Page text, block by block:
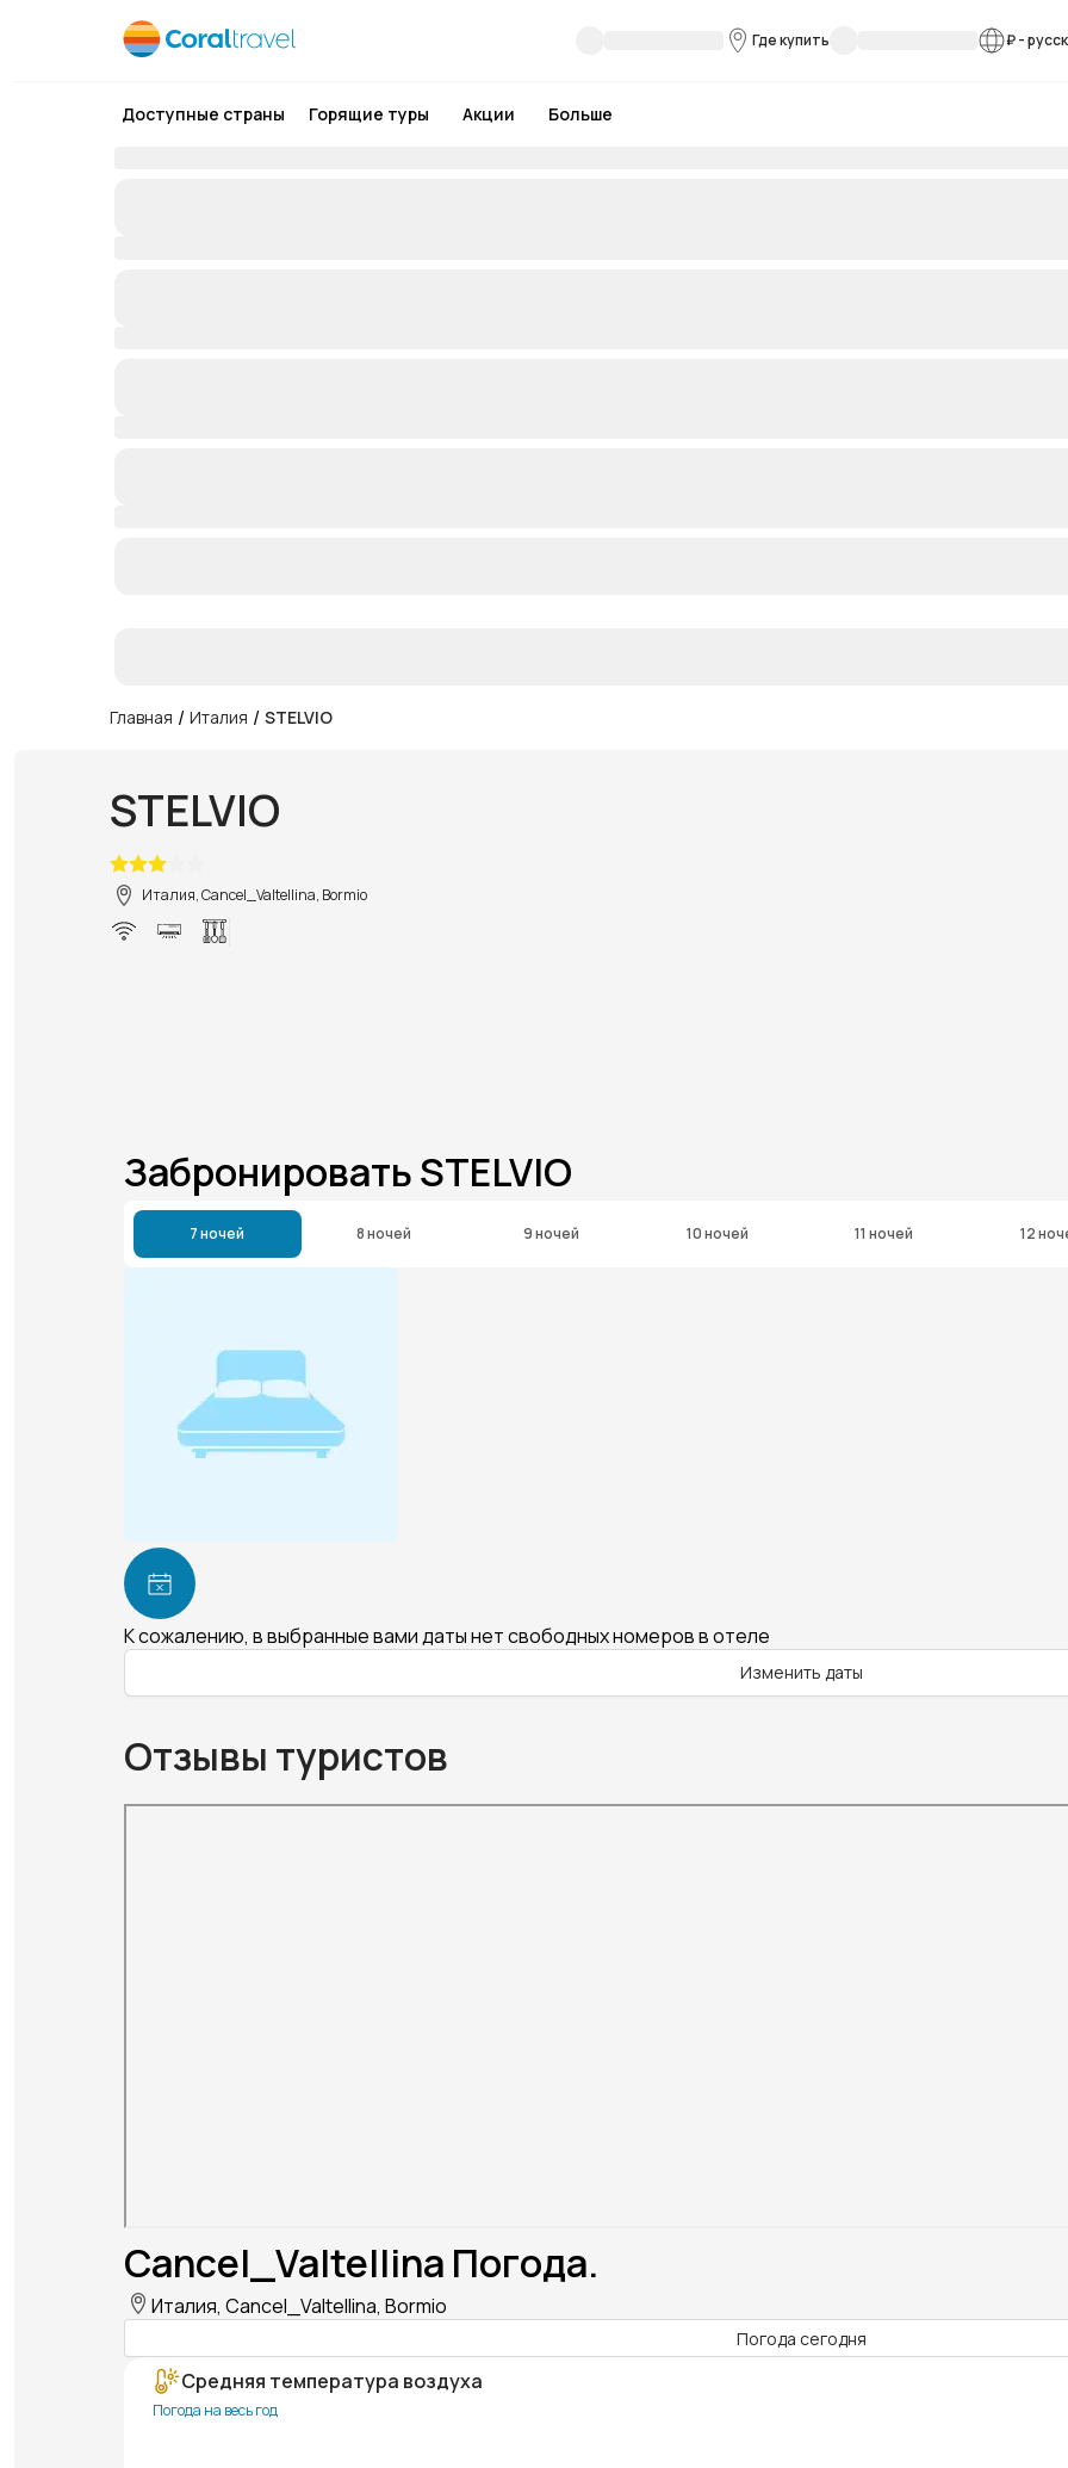
Где купить ₽-
Доступные страны Горящие туры Акции Больше
Главная / Италия / STELVIO
STELVIO
Италия, Cancel_Valtellina, Bormio
Забронировать STELVIO
7 ночей 8 ночей 9 ночей 10 ночей 11 ночей 12
К сожалению, в выбранные вами даты нет свободных номеров в отеле
Изменить даты
Отзывы туристов
Cancel_Valtellina Погода.
Италия, Cancel_Valtellina, Bormio
Погода сегодня
Средняя температура воздуха
Погода на весь год